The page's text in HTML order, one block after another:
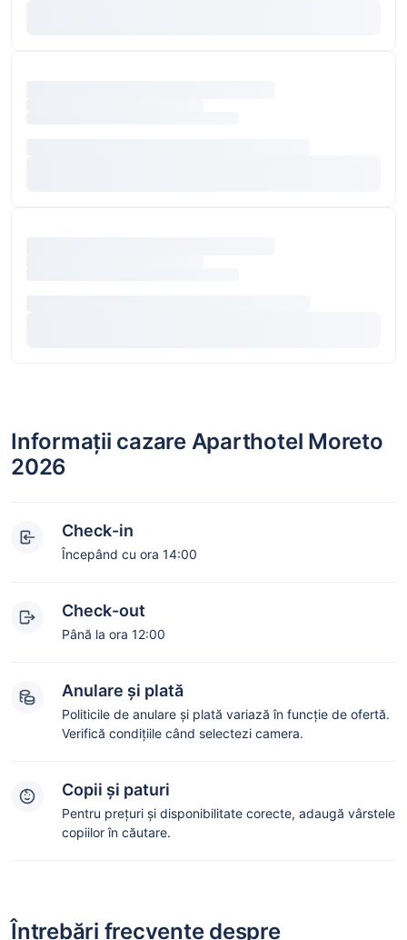
Informații cazare Aparthotel Moreto
2026
Check-in
Începând cu ora 14:00
Check-out
Până la ora 12:00
Anulare și plată
Politicile de anulare și plată variază în funcție de ofertă.
Verifică condițiile când selectezi camera.
Copii și paturi
Pentru prețuri și disponibilitate corecte, adaugă vârstele
copiilor în căutare.
Întrebări frecvente despre